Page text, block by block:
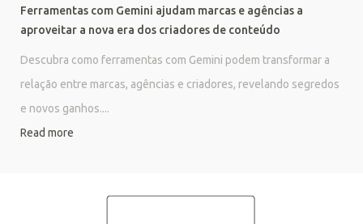
Ferramentas com Gemini ajudam marcas e agências a
aproveitar a nova era dos criadores de conteúdo
Descubra como ferramentas com Gemini podem transformar a
relação entre marcas, agências e criadores, revelando segredos
e novos ganhos....
Read more